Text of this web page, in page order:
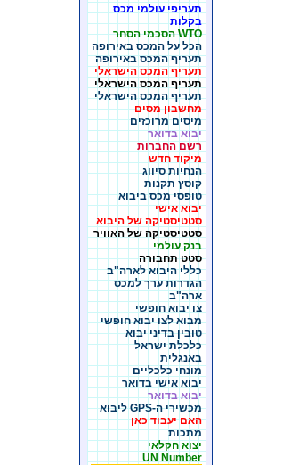
תעריפי עולמי מכס
בקלות
WTO הסכמי הסחר
הכל על המכס באירופה
תעריף המכס באירופה
תעריף המכס הישראלי
תעריף המכס הישראלי
תעריף המכס הישראלי
מחשבון מסים
מיסים מרוכזים
יבוא בדואר
רשם החברות
מיקוד חדש
הנחיות סיווג
קוסץ תקנות
טופסי מכס ביבוא
יבוא אישי
סטטיסטיקה של היבוא
סטטיסטיקה של האוויר
בנק עולמי
סטט תחבורה
כללי היבוא לארה"ב
הגדרות ערך למכס
ארה"ב
צו יבוא חופשי
מבוא לצו יבוא חופשי
טובין בדיני יבוא
כלכלת ישראל
באנגלית
מונחי כלכליים
יבוא אישי בדואר
יבוא בדואר
מכשירי ה-GPS ליבוא
האם יעבוד כאן
מתכות
יצוא חקלאי
UN Number